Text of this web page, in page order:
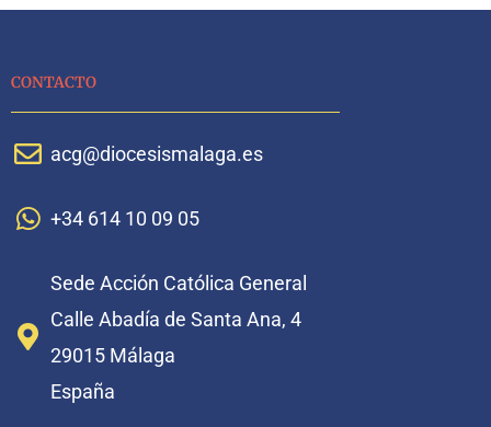
CONTACTO
acg@diocesismalaga.es
+34 614 10 09 05
Sede Acción Católica General
Calle Abadía de Santa Ana, 4
29015 Málaga
España